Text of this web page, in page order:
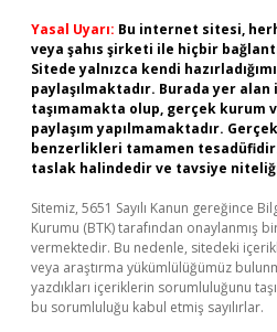
Yasal Uyarı: Bu internet sitesi,
veya şahıs şirketi ile hiçbir
Sitede yalnızca kendi
paylaşılmaktadır. Burada yer
taşımamakta olup, gerçek kurum
paylaşım yapılmamaktadır.
benzerlikleri tamamen
taslak halindedir ve tavsiye
Sitemiz, 5651 Sayılı Kanun gereğince
Kurumu (BTK) tarafından onaylanmış
vermektedir. Bu nedenle, sitedeki
veya araştırma yükümlülüğümüz
yazdıkları içeriklerin sorumluluğunu
bu sorumluluğu kabul etmiş sayılırlar.